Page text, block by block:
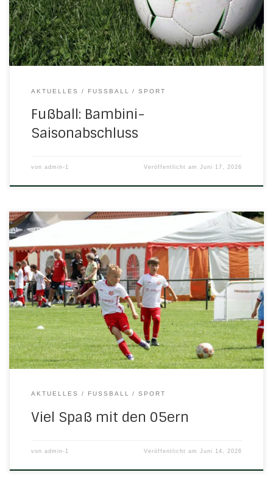
verschiedene Sportspiele sowie Fußballtennis bereit, die
für viel Freude und Bewegung sorgten. Auch das
kulinarische […]
AKTUELLES FUSSBALL SPORT
Fußball: Bambini-
Saisonabschluss
von admin-1 Veröffentlicht amJuni 17, 2026
Das Fußballcamp mit den Trainern des Bundesligisten FSV
Mainz 05 am vergangenen Wochenende in Nesselröden
geht mit dem Zusatz „großer Erfolg!!!“ in die H/N/U-
Geschichte ein. Bei idealen Bedingungen erlebten die 53
NachwuchskickerInnen eine wunderbare Gemeinschaft mit
viel Freude am Fußball. Initiator Florian Burow, Jugendleiter
der JSG, der sich auf einen […]
AKTUELLES FUSSBALL SPORT
Viel Spaß mit den 05ern
von admin-1 Veröffentlicht amJuni 14, 2026